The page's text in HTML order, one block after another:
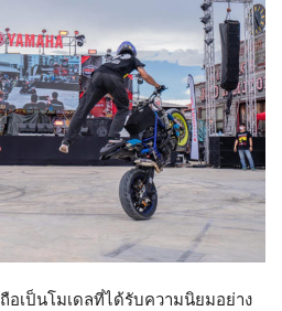
ถือเป็นโมเดลที่ได้รับความนิยมอย่าง